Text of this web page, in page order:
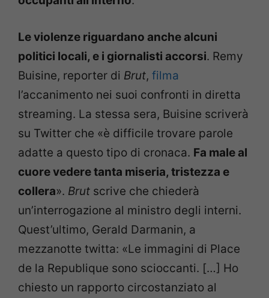
Le violenze riguardano anche alcuni
politici locali, e i giornalisti accorsi. Remy
Buisine, reporter di Brut, filma
l’accanimento nei suoi confronti in diretta
streaming. La stessa sera, Buisine scriverà
su Twitter che «è difficile trovare parole
adatte a questo tipo di cronaca. Fa male al
cuore vedere tanta miseria, tristezza e
collera». Brut scrive che chiederà
un’interrogazione al ministro degli interni.
Quest’ultimo, Gerald Darmanin, a
mezzanotte twitta: «Le immagini di Place
de la Republique sono scioccanti. […] Ho
chiesto un rapporto circostanziato al